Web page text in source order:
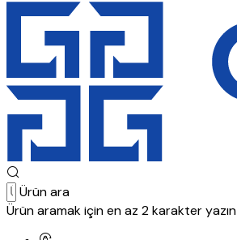
Ürün ara
Ürün aramak için en az 2 karakter yazın